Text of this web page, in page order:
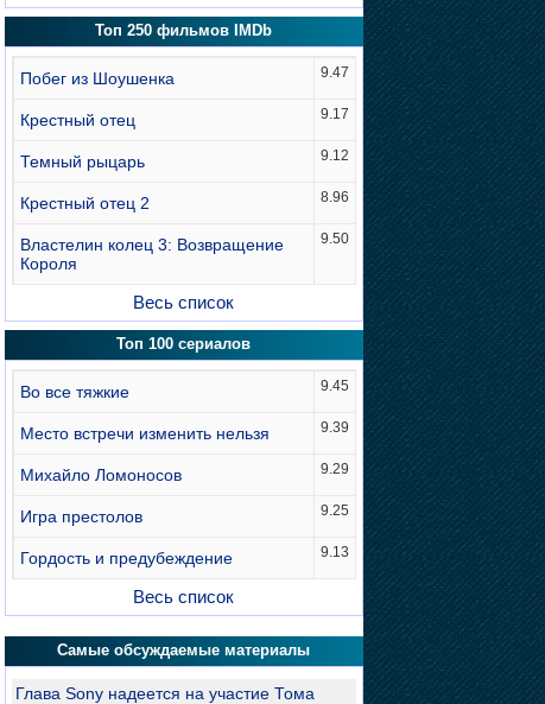
Топ 250 фильмов IMDb
Побег из Шоушенка 9.47
Крестный отец 9.17
Темный рыцарь 9.12
Крестный отец 2 8.96
Властелин колец 3: Возвращение
Короля
9.50
Весь список
Топ 100 сериалов
Во все тяжкие 9.45
Место встречи изменить нельзя 9.39
Михайло Ломоносов 9.29
Игра престолов 9.25
Гордость и предубеждение 9.13
Весь список
Самые обсуждаемые материалы
Глава Sony надеется на участие Тома